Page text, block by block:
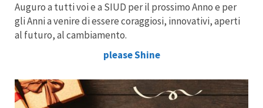
Auguro a tutti voi e a SIUD per il prossimo Anno e per
gli Anni a venire di essere coraggiosi, innovativi, aperti
al futuro, al cambiamento.
pleaseShine